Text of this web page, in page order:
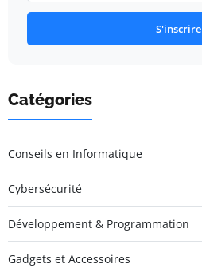
S'inscrire
Catégories
Conseils en Informatique
Cybersécurité
Développement & Programmation
Gadgets et Accessoires